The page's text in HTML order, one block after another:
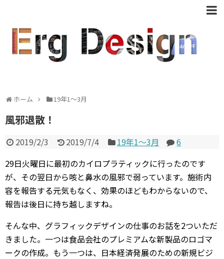
ホーム 19年1〜3月
風邪退散！
2019/2/3 2019/7/4 19年1〜3月
6
29日火曜日に最初のカイロプラティックに行ったのです
が、その翌日から咳と鼻水の風邪で弱っています。施術内
容を報告する元気もなく、効果のほどもわからないので、
報告は後日に持ち越しますね。
そんな中、グラフィックデザインの仕事のお話を2ついただ
きました。一つは食品会社のプレミアムな新製品のロゴマ
ークの作成。もう一つは、日本経済発展のための新規ビジ